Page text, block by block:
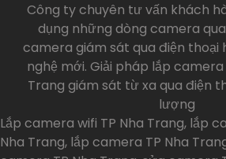
Công ty chuyên tư vấn khách
dụng những dòng camera
camera giám sát qua điện thoại
nghệ mới. Giải pháp lắp camera
Trang giám sát từ xa qua điện
lượng
Lắp camera wifi TP Nha Trang, lắp
Nha Trang, lắp camera TP Nha